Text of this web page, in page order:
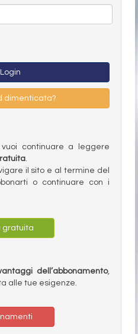
Login
dimenticata?
continuare a leggere
.
il sito e al termine del
o continuare con i
gratuita
dell’abbonamento,
alle tue esigenze.